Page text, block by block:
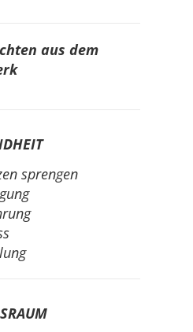
aus dem
sprengen